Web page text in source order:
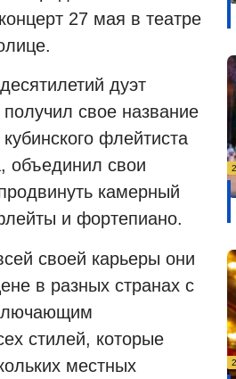
27 мая в театре
дуэт
свое название
флейтиста
объединил свои
камерный
и фортепиано.
своей карьеры они
в разных странах с
стилей, которые
местных